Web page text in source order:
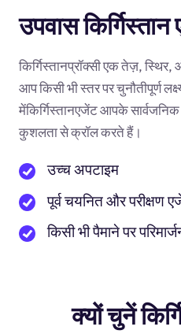
उपवास
किर्गिस्तानप्रॉक्सी एक तेज़,
आप किसी भी स्तर पर चुनौतीपूर्ण
मेंकिर्गिस्तानएजेंट आपके
कुशलता से क्रॉल करते हैं।
उच्च अपटाइम
पूर्व चयनित और परीक्षण
किसी भी पैमाने पर
क्यों चुनें